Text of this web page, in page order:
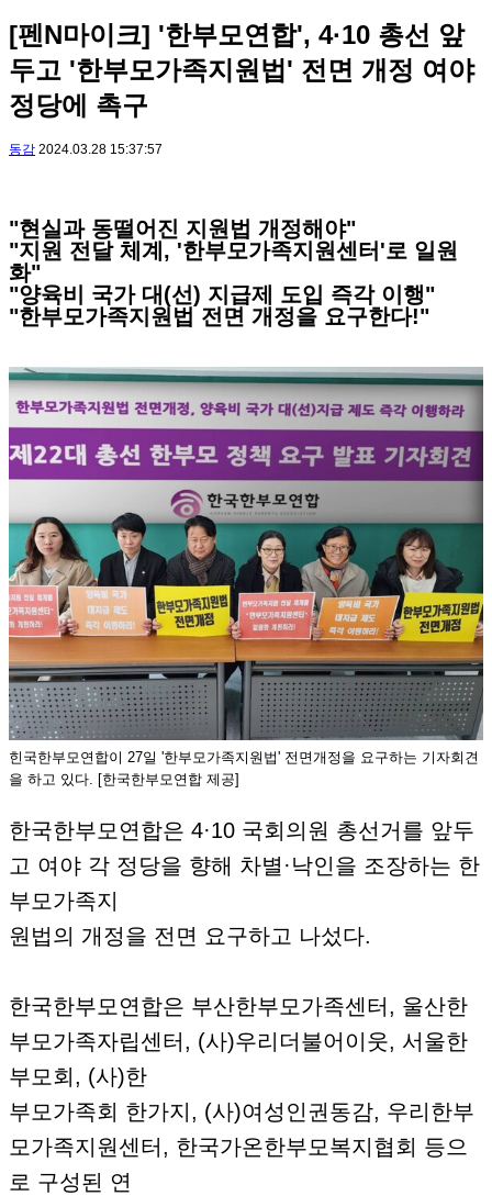
[펜N마이크] '한부모연합', 4·10 총선 앞
두고 '한부모가족지원법' 전면 개정 여야
정당에 촉구
동감 2024.03.28 15:37:57
"현실과 동떨어진 지원법 개정해야"
"지원 전달 체계, '한부모가족지원센터'로 일원
화"
"양육비 국가 대(선) 지급제 도입 즉각 이행"
"한부모가족지원법 전면 개정을 요구한다!"
힌국한부모연합이 27일 '한부모가족지원법' 전면개정을 요구하는 기자회견
을 하고 있다. [한국한부모연합 제공]
한국한부모연합은 4·10 국회의원 총선거를 앞두
고 여야 각 정당을 향해 차별·낙인을 조장하는 한
부모가족지
원법의 개정을 전면 요구하고 나섰다.
한국한부모연합은 부산한부모가족센터, 울산한
부모가족자립센터, (사)우리더불어이웃, 서울한
부모회, (사)한
부모가족회 한가지, (사)여성인권동감, 우리한부
모가족지원센터, 한국가온한부모복지협회 등으
로 구성된 연